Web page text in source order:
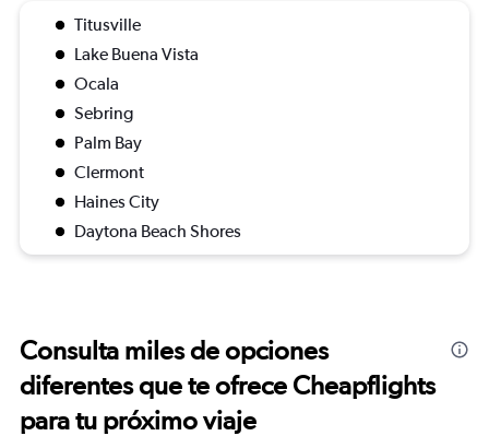
Titusville
Lake Buena Vista
Ocala
Sebring
Palm Bay
Clermont
Haines City
Daytona Beach Shores
Consulta miles de opciones
diferentes que te ofrece Cheapflights
para tu próximo viaje